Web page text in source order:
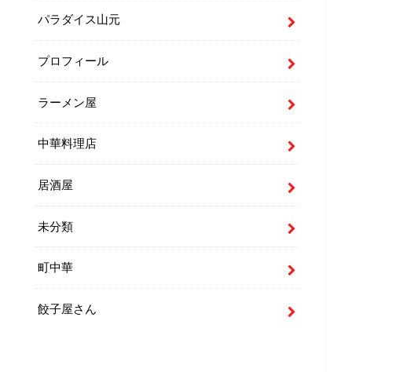
パラダイス山元
プロフィール
ラーメン屋
中華料理店
居酒屋
未分類
町中華
餃子屋さん